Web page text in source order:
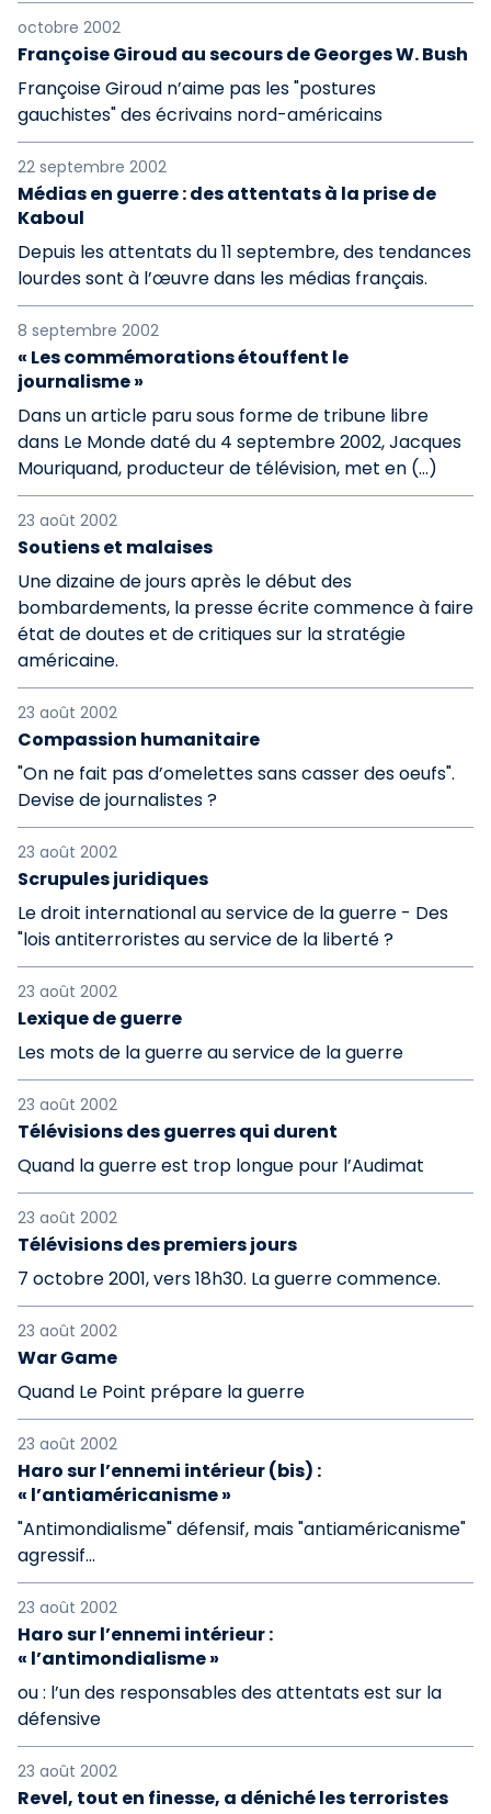
octobre 2002
Françoise Giroud au secours de Georges W. Bush
Françoise Giroud n’aime pas les "postures
gauchistes" des écrivains nord-américains
22 septembre 2002
Médias en guerre : des attentats à la prise de
Kaboul
Depuis les attentats du 11 septembre, des tendances
lourdes sont à l’œuvre dans les médias français.
8 septembre 2002
« Les commémorations étouffent le
journalisme »
Dans un article paru sous forme de tribune libre
dans Le Monde daté du 4 septembre 2002, Jacques
Mouriquand, producteur de télévision, met en (…)
23 août 2002
Soutiens et malaises
Une dizaine de jours après le début des
bombardements, la presse écrite commence à faire
état de doutes et de critiques sur la stratégie
américaine.
23 août 2002
Compassion humanitaire
"On ne fait pas d’omelettes sans casser des oeufs".
Devise de journalistes ?
23 août 2002
Scrupules juridiques
Le droit international au service de la guerre - Des
"lois antiterroristes au service de la liberté ?
23 août 2002
Lexique de guerre
Les mots de la guerre au service de la guerre
23 août 2002
Télévisions des guerres qui durent
Quand la guerre est trop longue pour l’Audimat
23 août 2002
Télévisions des premiers jours
7 octobre 2001, vers 18h30. La guerre commence.
23 août 2002
War Game
Quand Le Point prépare la guerre
23 août 2002
Haro sur l’ennemi intérieur (bis) :
« l’antiaméricanisme »
"Antimondialisme" défensif, mais "antiaméricanisme"
agressif...
23 août 2002
Haro sur l’ennemi intérieur :
« l’antimondialisme »
ou : l’un des responsables des attentats est sur la
défensive
23 août 2002
Revel, tout en finesse, a déniché les terroristes